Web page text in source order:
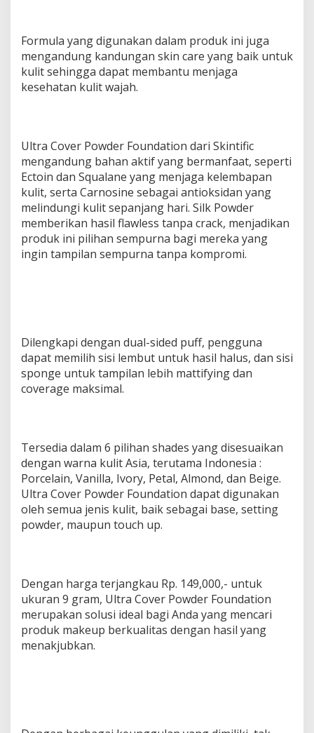
Formula yang digunakan dalam produk ini juga
mengandung kandungan skin care yang baik untuk
kulit sehingga dapat membantu menjaga
kesehatan kulit wajah.
Ultra Cover Powder Foundation dari Skintific
mengandung bahan aktif yang bermanfaat, seperti
Ectoin dan Squalane yang menjaga kelembapan
kulit, serta Carnosine sebagai antioksidan yang
melindungi kulit sepanjang hari. Silk Powder
memberikan hasil flawless tanpa crack, menjadikan
produk ini pilihan sempurna bagi mereka yang
ingin tampilan sempurna tanpa kompromi.
Dilengkapi dengan dual-sided puff, pengguna
dapat memilih sisi lembut untuk hasil halus, dan sisi
sponge untuk tampilan lebih mattifying dan
coverage maksimal.
Tersedia dalam 6 pilihan shades yang disesuaikan
dengan warna kulit Asia, terutama Indonesia :
Porcelain, Vanilla, Ivory, Petal, Almond, dan Beige.
Ultra Cover Powder Foundation dapat digunakan
oleh semua jenis kulit, baik sebagai base, setting
powder, maupun touch up.
Dengan harga terjangkau Rp. 149,000,- untuk
ukuran 9 gram, Ultra Cover Powder Foundation
merupakan solusi ideal bagi Anda yang mencari
produk makeup berkualitas dengan hasil yang
menakjubkan.